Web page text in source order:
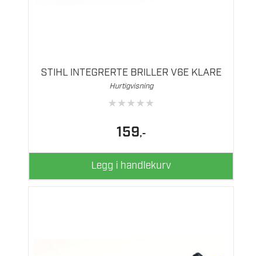
STIHL INTEGRERTE BRILLER V6E KLARE
Hurtigvisning
★★★★★
159,-
Legg i handlekurv